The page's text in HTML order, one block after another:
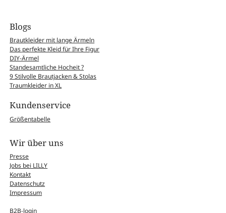
Blogs
Brautkleider mit lange Ärmeln
Das perfekte Kleid für Ihre Figur
DIY-Ärmel
Standesamtliche Hocheit ?
9 Stilvolle Brautjacken & Stolas
Traumkleider in XL
Kundenservice
Größentabelle
Wir über uns
Presse
Jobs bei LILLY
Kontakt
Datenschutz
Impressum
B2B-login